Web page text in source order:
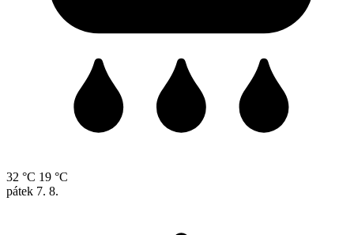
32 °C 19 °C
pátek 7. 8.